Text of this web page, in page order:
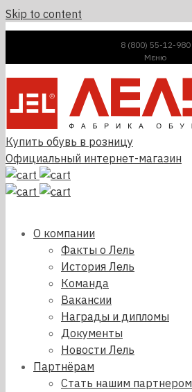
Skip to content
8 (800) 55-12-980
Μεню
Купить обувь в розницу
Официальный интернет-магазин
О компании
Факты о Лель
История Лель
Команда
Вакансии
Награды и дипломы
Документы
Новости Лель
Партнёрам
Стать нашим партнером